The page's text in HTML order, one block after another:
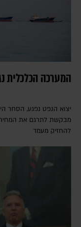
המערכה הכלכלית
יצוא הנפט נפגע, הסחר
מבקשת לתרגם את המחיר
להחזיק מעמד